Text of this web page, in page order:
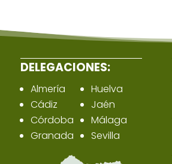
DELEGACIONES:
Almería
Cádiz
Córdoba
Granada
Huelva
Jaén
Málaga
Sevilla